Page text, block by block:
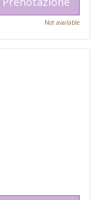
Not available